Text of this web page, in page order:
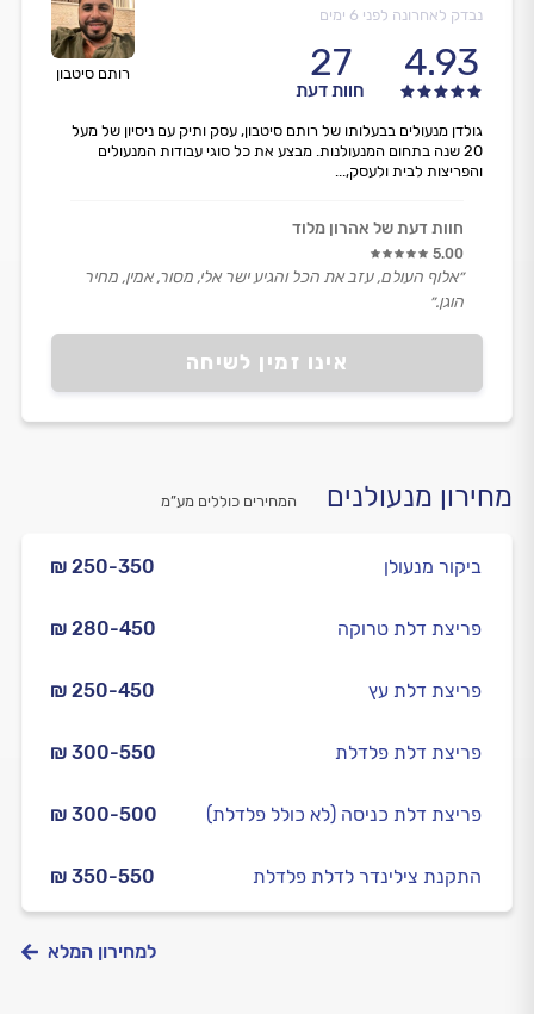
רותם סיטבון
נבדק לאחרונה לפני 6 ימים
4.93
27
חוות דעת
אינו זמין לשיחה
גולדן מנעולים בבעלותו של רותם סיטבון, עסק ותיק עם ניסיון של מעל
20 שנה בתחום המנעולנות. מבצע את כל סוגי עבודות המנעולים
והפריצות לבית ולעסק,...
חוות דעת של אהרון מלוד
5.00
״אלוף העולם, עזב את הכל והגיע ישר אלי, מסור, אמין, מחיר
הוגן.״
מחירון מנעולנים המחירים כוללים מע”מ
₪ 250-350 ביקור מנעולן
₪ 280-450 פריצת דלת טרוקה
₪ 250-450 פריצת דלת עץ
₪ 300-550 פריצת דלת פלדלת
₪ 300-500 פריצת דלת כניסה (לא כולל פלדלת)
₪ 350-550 התקנת צילינדר לדלת פלדלת
למחירון המלא